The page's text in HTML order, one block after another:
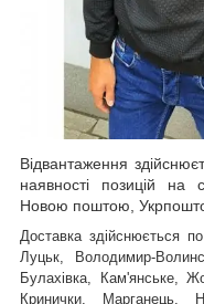
Відвантаження
наявності позицій на
Новою поштою,
Доставка здійснюється
Луцьк, Володимир-
Булахівка, Кам'янське,
Кринички, Марганець,